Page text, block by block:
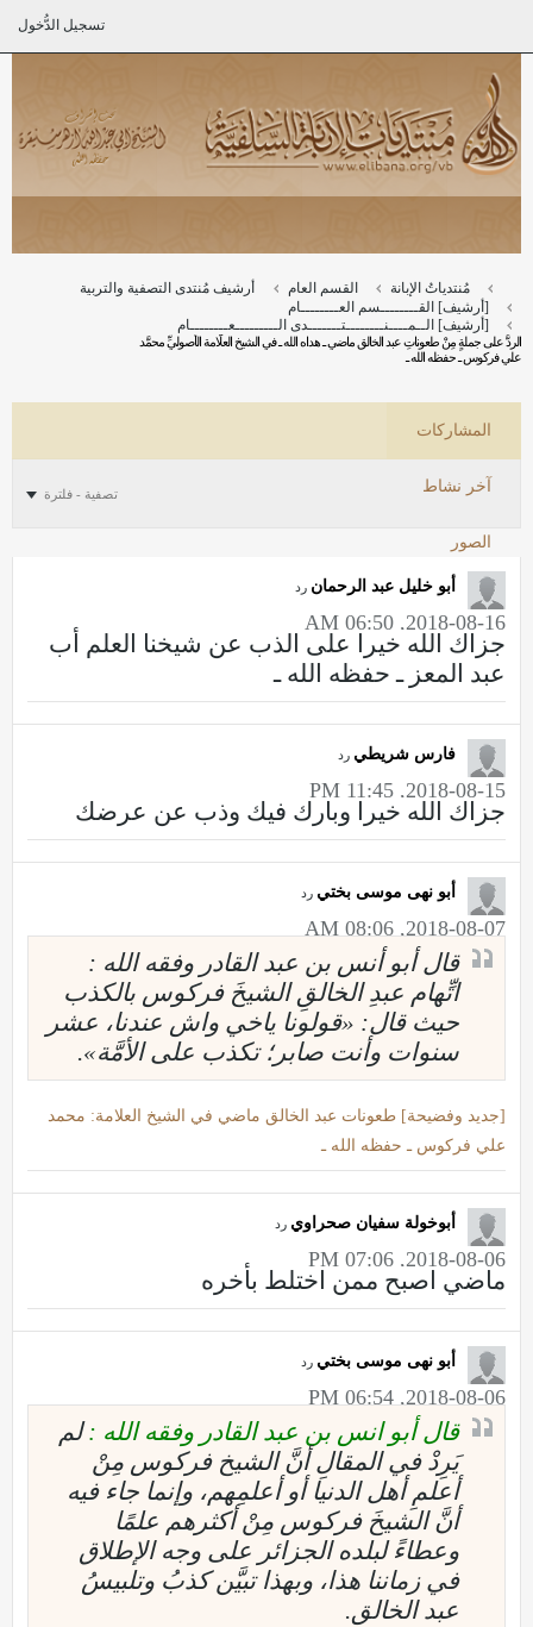
تسجيل الدُّخول
مُنتدياتُ الإبانة القسم العام
أرشيف مُنتدى التصفية والتربية
[أرشيف] القــــــــسم العــــــــام
[أرشيف] الــمــــنــــــــتـــــــدى الـــــــــعــــــــام
الردُّ على جملةٍ مِنْ طعوناتِ عبد الخالق ماضي ـ هداه الله ـ في الشيخ العلَّامة الأصوليِّ محمَّد
علي فركوس ـ حفظه الله ـ
المشاركات
آخر نشاط
الصور
تصفية - فلترة
أبو خليل عبد الرحمان رد
2018-08-16, 06:50 AM
جزاك الله خيرا على الذب عن شيخنا العلم أب
عبد المعز ـ حفظه الله ـ
فارس شريطي رد
2018-08-15, 11:45 PM
جزاك الله خيرا وبارك فيك وذب عن عرضك
أبو نهى موسى بختي رد
2018-08-07, 08:06 AM
قال أبو أنس بن عبد القادر وفقه الله :
اتِّهام عبدِ الخالقِ الشيخَ فركوس بالكذب
حيث قال: «قولونا ياخي واش عندنا، عشر
سنوات وأنت صابر؛ تكذب على الأمَّة».
[جديد وفضيحة] طعونات عبد الخالق ماضي في الشيخ العلامة: محمد
علي فركوس ـ حفظه الله ـ
أبوخولة سفيان صحراوي رد
2018-08-06, 07:06 PM
ماضي اصبح ممن اختلط بأخره
أبو نهى موسى بختي رد
2018-08-06, 06:54 PM
قال أبو انس بن عبد القادر وفقه الله :لم
يَرِدْ في المقالِ أنَّ الشيخ فركوس مِنْ
أعلمِ أهل الدنيا أو أعلمِهم، وإنما جاء فيه
أنَّ الشيخَ فركوس مِنْ أكثرهم علمًا
وعطاءً لبلده الجزائر على وجه الإطلاق
في زماننا هذا، وبهذا تبيَّن كذبُ وتلبيسُ
عبد الخالق.